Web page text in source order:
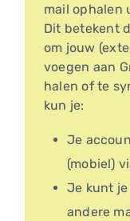
mail ophalen
Dit betekent
om jouw
voegen aan
halen of te
kun je:
Je
(mobiel)
Je kunt
andere